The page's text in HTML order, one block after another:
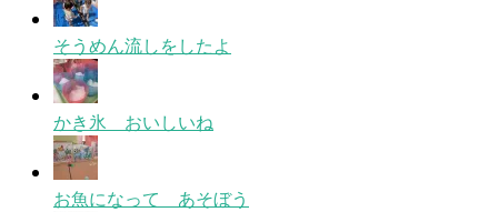
そうめん流しをしたよ
かき氷 おいしいね
お魚になって あそぼう